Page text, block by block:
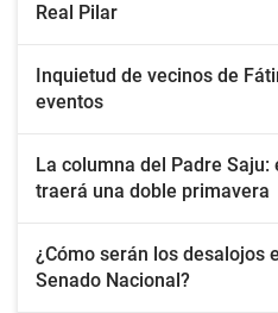
Real Pilar
Inquietud de vecinos de
eventos
La columna del Padre Saju:
traerá una doble primavera
¿Cómo serán los desalojos
Senado Nacional?